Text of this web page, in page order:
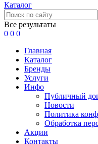
Каталог
Все результаты
0 0 0
Главная
Каталог
Бренды
Услуги
Инфо
Публичный
Новости
Политика
Обработка
Акции
Контакты